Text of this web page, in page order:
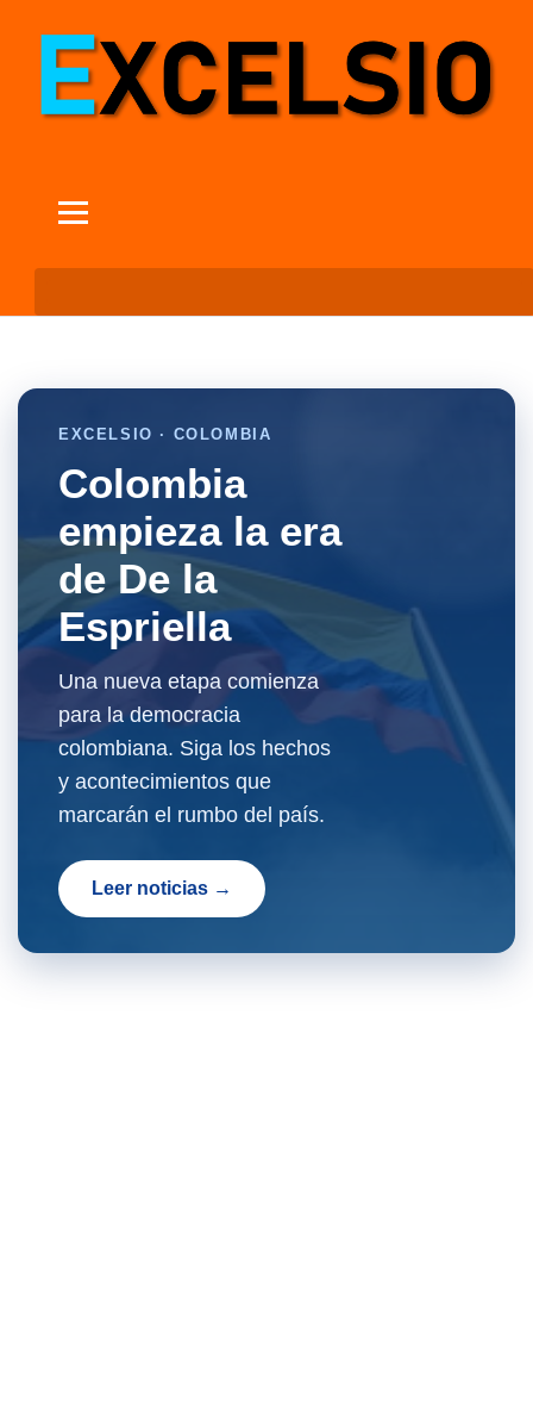
EXCELSIO · COLOMBIA
Colombia
empieza la era
de De la
Espriella
Una nueva etapa comienza
para la democracia
colombiana. Siga los hechos
y acontecimientos que
marcarán el rumbo del país.
Leer noticias →